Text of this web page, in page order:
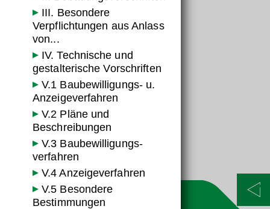
III. Besondere
Verpflichtungen aus Anlass
von...
IV. Technische und
gestalterische Vorschriften
V.1 Baubewilligungs- u.
Anzeigeverfahren
V.2 Pläne und
Beschreibungen
V.3 Baubewilligungs­
verfahren
V.4 Anzeige­verfahren
V.5 Besondere
Bestimmungen
Abkürzung:
Inkrafttreten:
Auslaufend: